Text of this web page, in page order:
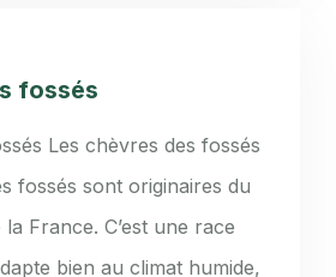
fossés
Les chèvres des fossés
fossés sont originaires du
France. C’est une race
bien au climat humide,